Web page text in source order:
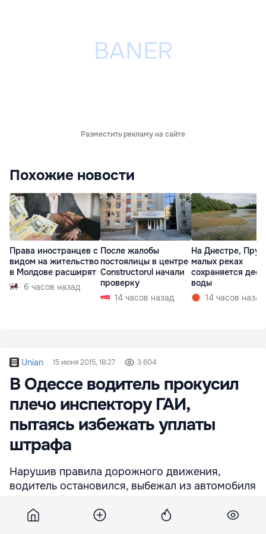
Разместить рекламу на сайте
Похожие новости
Права иностранцев с
видом на жительство
в Молдове расширят
6 часов назад
После жалобы
постоялицы в центре
Constructorul начали
проверку
14 часов назад
На Днестре,
малых реках
сохраняется
воды
14 часов назад
Unian 15 июня 2015, 18:27 3 604
В Одессе водитель прокусил
плечо инспектору ГАИ,
пытаясь избежать уплаты
штрафа
Нарушив правила дорожного движения,
водитель остановился, выбежал из автомобиля
и начал убегать от инспекторов.